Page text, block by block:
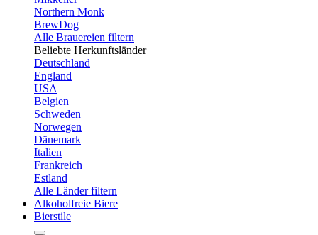
Northern Monk
BrewDog
Alle Brauereien filtern
Beliebte Herkunftsländer
Deutschland
England
USA
Belgien
Schweden
Norwegen
Dänemark
Italien
Frankreich
Estland
Alle Länder filtern
Alkoholfreie Biere
Bierstile